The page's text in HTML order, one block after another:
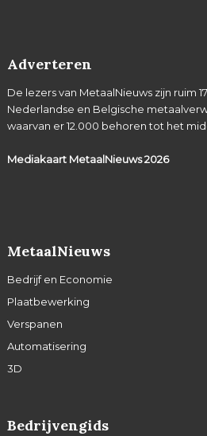
Adverteren
De lezers van MetaalNieuws zijn ruim
Nederlandse en Belgische
waarvan er 12.000 behoren tot het
Mediakaart MetaalNieuws2026
MetaalNieuws
Bedrijf en Economie
Plaatbewerking
Verspanen
Automatisering
3D
Bedrijvengids